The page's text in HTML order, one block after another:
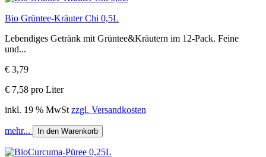
Bio Grüntee-Kräuter Chi 0,5L
Lebendiges Getränk mit Grüntee&Kräutern im 12-Pack. Feine
und...
€ 3,79
€ 7,58 pro Liter
inkl. 19 % MwSt zzgl. Versandkosten
mehr... In den Warenkorb